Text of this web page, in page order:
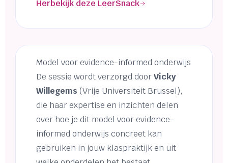
Herbekijk deze LeerSnack
Model voor evidence-informed onderwijs
De sessie wordt verzorgd doorVicky
Willegems (Vrije Universiteit Brussel),
die haar expertise en inzichten delen
over hoe je dit model voor evidence-
informed onderwijs concreet kan
gebruiken in jouw klaspraktijk en uit